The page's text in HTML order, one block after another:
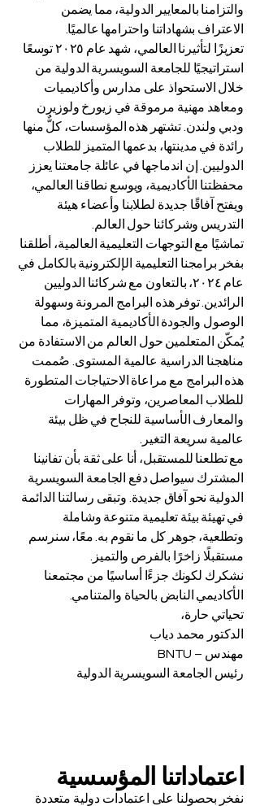
والتزامنا بالمعايير الدولية، مما يضمن
الاعتراف بشهاداتنا واحترامها عالميًا.
تعزيزًا لتأثيرنا العالمي، شهد عام ٢٠٢٥ توسعًا
استراتيجيًا للجامعة السويسرية الدولية من
خلال الاستحواذ على مدارس وأكاديميات
ومعاهد مهنية مرموقة في زيورخ ولوزيرن
ودبي ولندن. تشتهر هذه المؤسسات، كلٌّ منها
رائدة في مدينتها، بدعمها المتميز للطلاب
الدوليين. إن اندماجها في عائلة جامعتنا يعزز
محفظتنا الأكاديمية، ويوسع نطاقنا العالمي،
ويفتح آفاقًا جديدة لطلابنا وأعضاء هيئة
التدريس وشركائنا حول العالم.
تماشيًا مع التوجهات التعليمية العالمية، أطلقنا
بفخر برامجنا التعليمية الإلكترونية بالكامل في
عام ٢٠٢٤، بالتعاون مع شركائنا الدوليين
الرائدين. توفر هذه البرامج المرونة وسهولة
الوصول والجودة الأكاديمية المتميزة، مما
يُمكّن المتعلمين حول العالم من الاستفادة من
مناهجنا الدراسية عالمية المستوى. صُممت
هذه البرامج مع مراعاة الاحتياجات المتطورة
للطلاب المعاصرين، وتوفر المهارات
والمعارف الأساسية للنجاح في ظل بيئة
عالمية سريعة التغير.
مع تطلعنا للمستقبل، أنا على ثقة بأن تفانينا
المشترك سيواصل دفع الجامعة السويسرية
الدولية نحو آفاق جديدة. وتبقى رسالتنا الدائمة
في تهيئة بيئة تعليمية متنوعة وشاملة
وتطلعية، جوهر كل ما نقوم به. معًا، سنرسم
مستقبلًا زاخرًا بالفرص والتميز.
نشكرك لكونك جزءًا أساسيًا من مجتمعنا
الأكاديمي النابض بالحياة والمتنامي.
تحياتي حارة،
الدكتور محمد دياب
مهندس – BNTU
رئيس الجامعة السويسرية الدولية
اعتماداتنا المؤسسية
نفخر بحصولنا على اعتمادات دولية متعددة